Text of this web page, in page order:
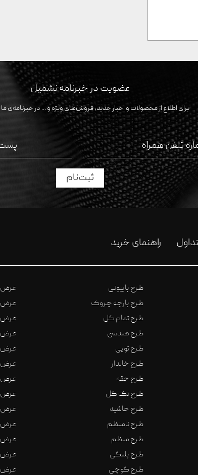
عضویت در خبرنامه نشمیل
برای اطلاع از محصولات و اخبار جدید، فروش‌های ویژه و ... در خبرنامه‌ی
ثبت‌نام
راهنمای خرید
طرح پاپیونی
طرح پارچه چروک
طرح تمام گل
طرح هندسی
طرح توپی
طرح خالدار
طرح جقه
طرح تک گل
طرح حاشیه
طرح نامنظم
طرح منظم
طرح پلنگی
طرح گوچی
عرض 70 سانتیمتر
عرض 100 سانتیمتر
عرض 110 سانتیمتر
عرض 120 سانتیمتر
عرض 125 سانتیمتر
عرض 130 سانتیمتر
عرض 140 سانتیمتر
عرض 145 سانتیمتر
عرض 150 سانتیمتر
عرض 160 سانتیمتر
عرض 280 سانتیمتر
عرض 290 سانتیمتر
عرض 300 سانتیمتر